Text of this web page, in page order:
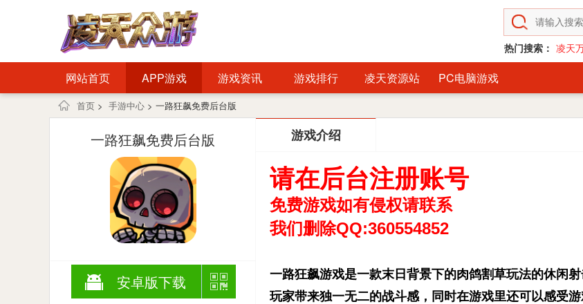
热门搜索： 凌天
网站首页 APP游戏 游戏资讯 游戏排行 凌天资源站 PC电脑游戏
首页 > 手游中心 > 一路狂飙免费后台版
一路狂飙免费后台版
安卓版下载
游戏介绍
请在后台注册账号
免费游戏如有侵权请联系
我们删除QQ:360554852
一路狂飙游戏是一款末日背景下的肉鸽割草玩法的休闲
玩家带来独一无二的战斗感，同时在游戏里还可以感受